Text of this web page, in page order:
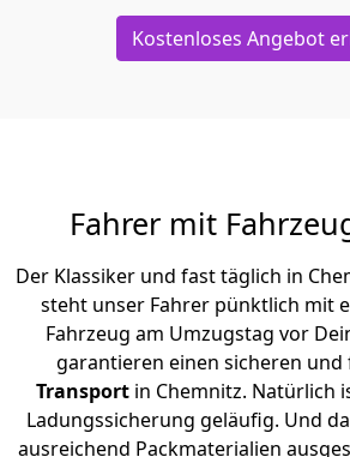
Kostenloses Angebot
Fahrer mit
Der Klassiker und fast täglich in
steht unser Fahrer pünktlich mit
Fahrzeug am Umzugstag vor
garantieren einen sicheren und
Transportin Chemnitz. Natürlich
Ladungssicherung geläufig. Und
ausreichend Packmaterialien